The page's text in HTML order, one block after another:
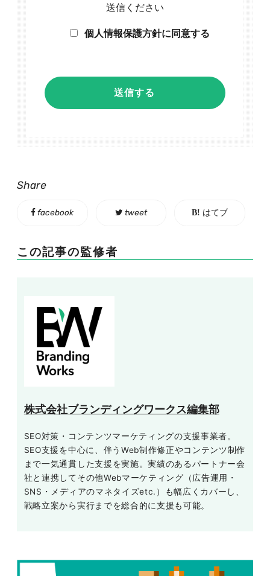
送信ください
個人情報保護方針に同意する
Share
facebook tweet はてブ
この記事の監修者
株式会社ブランディングワークス編集部
SEO対策・コンテンツマーケティングの支援事業者。
SEO支援を中心に、伴うWeb制作修正やコンテンツ制作
まで一気通貫した支援を実施。実績のあるパートナー会
社と連携してその他Webマーケティング（広告運用・
SNS・メディアのマネタイズetc.）も幅広くカバーし、
戦略立案から実行までを総合的に支援も可能。